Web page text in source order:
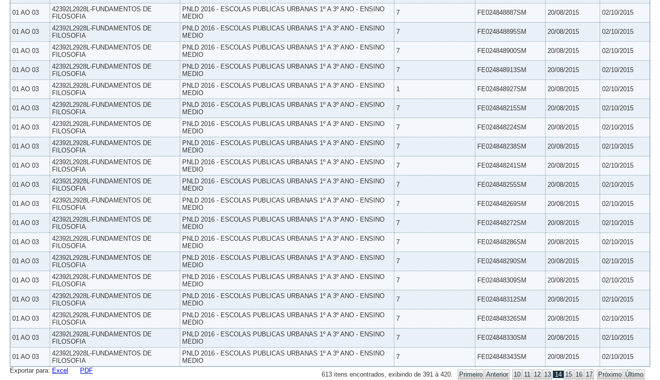
01 AO 03
42392L2928L-FUNDAMENTOS DE
FILOSOFIA
PNLD 2016 - ESCOLAS PUBLICAS URBANAS 1º A 3º ANO - ENSINO
MEDIO
7 FE024848887SM 20/08/2015 02/10/2015
01 AO 03
42392L2928L-FUNDAMENTOS DE
FILOSOFIA
PNLD 2016 - ESCOLAS PUBLICAS URBANAS 1º A 3º ANO - ENSINO
MEDIO
7 FE024848895SM 20/08/2015 02/10/2015
01 AO 03
42392L2928L-FUNDAMENTOS DE
FILOSOFIA
PNLD 2016 - ESCOLAS PUBLICAS URBANAS 1º A 3º ANO - ENSINO
MEDIO
7 FE024848900SM 20/08/2015 02/10/2015
01 AO 03
42392L2928L-FUNDAMENTOS DE
FILOSOFIA
PNLD 2016 - ESCOLAS PUBLICAS URBANAS 1º A 3º ANO - ENSINO
MEDIO
7 FE024848913SM 20/08/2015 02/10/2015
01 AO 03
42392L2928L-FUNDAMENTOS DE
FILOSOFIA
PNLD 2016 - ESCOLAS PUBLICAS URBANAS 1º A 3º ANO - ENSINO
MEDIO
1 FE024848927SM 20/08/2015 02/10/2015
01 AO 03
42392L2928L-FUNDAMENTOS DE
FILOSOFIA
PNLD 2016 - ESCOLAS PUBLICAS URBANAS 1º A 3º ANO - ENSINO
MEDIO
7 FE024848215SM 20/08/2015 02/10/2015
01 AO 03
42392L2928L-FUNDAMENTOS DE
FILOSOFIA
PNLD 2016 - ESCOLAS PUBLICAS URBANAS 1º A 3º ANO - ENSINO
MEDIO
7 FE024848224SM 20/08/2015 02/10/2015
01 AO 03
42392L2928L-FUNDAMENTOS DE
FILOSOFIA
PNLD 2016 - ESCOLAS PUBLICAS URBANAS 1º A 3º ANO - ENSINO
MEDIO
7 FE024848238SM 20/08/2015 02/10/2015
01 AO 03
42392L2928L-FUNDAMENTOS DE
FILOSOFIA
PNLD 2016 - ESCOLAS PUBLICAS URBANAS 1º A 3º ANO - ENSINO
MEDIO
7 FE024848241SM 20/08/2015 02/10/2015
01 AO 03
42392L2928L-FUNDAMENTOS DE
FILOSOFIA
PNLD 2016 - ESCOLAS PUBLICAS URBANAS 1º A 3º ANO - ENSINO
MEDIO
7 FE024848255SM 20/08/2015 02/10/2015
01 AO 03
42392L2928L-FUNDAMENTOS DE
FILOSOFIA
PNLD 2016 - ESCOLAS PUBLICAS URBANAS 1º A 3º ANO - ENSINO
MEDIO
7 FE024848269SM 20/08/2015 02/10/2015
01 AO 03
42392L2928L-FUNDAMENTOS DE
FILOSOFIA
PNLD 2016 - ESCOLAS PUBLICAS URBANAS 1º A 3º ANO - ENSINO
MEDIO
7 FE024848272SM 20/08/2015 02/10/2015
01 AO 03
42392L2928L-FUNDAMENTOS DE
FILOSOFIA
PNLD 2016 - ESCOLAS PUBLICAS URBANAS 1º A 3º ANO - ENSINO
MEDIO
7 FE024848286SM 20/08/2015 02/10/2015
01 AO 03
42392L2928L-FUNDAMENTOS DE
FILOSOFIA
PNLD 2016 - ESCOLAS PUBLICAS URBANAS 1º A 3º ANO - ENSINO
MEDIO
7 FE024848290SM 20/08/2015 02/10/2015
01 AO 03
42392L2928L-FUNDAMENTOS DE
FILOSOFIA
PNLD 2016 - ESCOLAS PUBLICAS URBANAS 1º A 3º ANO - ENSINO
MEDIO
7 FE024848309SM 20/08/2015 02/10/2015
01 AO 03
42392L2928L-FUNDAMENTOS DE
FILOSOFIA
PNLD 2016 - ESCOLAS PUBLICAS URBANAS 1º A 3º ANO - ENSINO
MEDIO
7 FE024848312SM 20/08/2015 02/10/2015
01 AO 03
42392L2928L-FUNDAMENTOS DE
FILOSOFIA
PNLD 2016 - ESCOLAS PUBLICAS URBANAS 1º A 3º ANO - ENSINO
MEDIO
7 FE024848326SM 20/08/2015 02/10/2015
01 AO 03
42392L2928L-FUNDAMENTOS DE
FILOSOFIA
PNLD 2016 - ESCOLAS PUBLICAS URBANAS 1º A 3º ANO - ENSINO
MEDIO
7 FE024848330SM 20/08/2015 02/10/2015
01 AO 03
42392L2928L-FUNDAMENTOS DE
FILOSOFIA
PNLD 2016 - ESCOLAS PUBLICAS URBANAS 1º A 3º ANO - ENSINO
MEDIO
7 FE024848343SM 20/08/2015 02/10/2015
613 itens encontrados, exibindo de 391 à 420. Primeiro Anterior 10 11 12 13 14 15 16 17 Próximo Último
Exportar para: Excel PDF